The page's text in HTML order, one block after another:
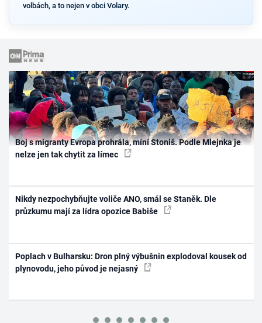
volbách, a to nejen v obci Volary.
Boj s migranty Evropa prohrála, míní Stoniš. Podle Mlejnka je
nelze jen tak chytit za límec
Nikdy nezpochybňujte voliče ANO, smál se Staněk. Dle
průzkumu mají za lídra opozice Babiše
Poplach v Bulharsku: Dron plný výbušnin explodoval kousek od
plynovodu, jeho původ je nejasný